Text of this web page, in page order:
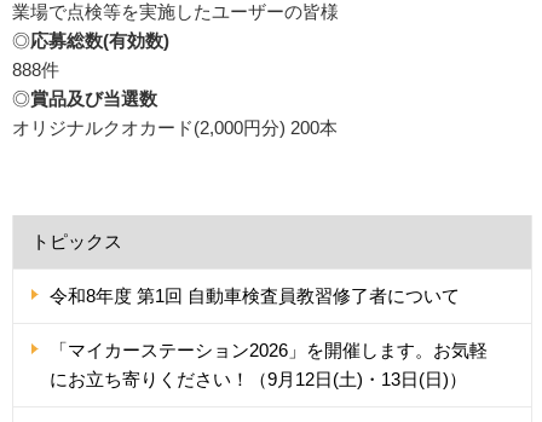
業場で点検等を実施したユーザーの皆様
◎応募総数(有効数)
888件
◎賞品及び当選数
オリジナルクオカード(2,000円分) 200本
トピックス
令和8年度 第1回 自動車検査員教習修了者について
「マイカーステーション2026」を開催します。お気軽
にお立ち寄りください！（9月12日(土)・13日(日)）